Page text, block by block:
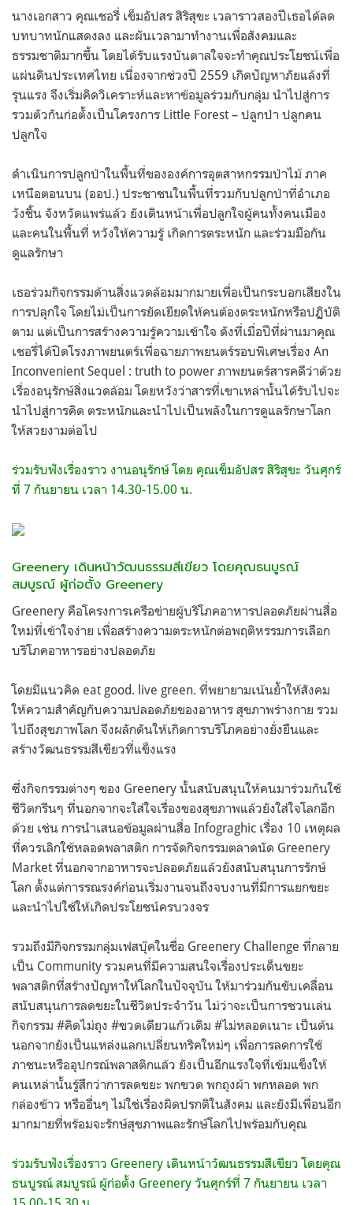
นางเอกสาว คุณเชอรี่ เข็มอัปสร สิริสุขะ เวลาราวสองปีเธอได้ลด
บทบาทนักแสดงลง และผันเวลามาทำงานเพื่อสังคมและ
ธรรมชาติมากขึ้น โดยได้รับแรงบันดาลใจจะทำคุณประโยชน์เพื่อ
แผ่นดินประเทศไทย เนื่องจากช่วงปี 2559 เกิดปัญหาภัยแล้งที่
รุนแรง จึงเริ่มคิดวิเคราะห์และหาข้อมูลร่วมกับกลุ่ม นำไปสู่การ
รวมตัวกันก่อตั้งเป็นโครงการ Little Forest – ปลูกป่า ปลูกคน
ปลูกใจ
ดำเนินการปลูกป่าในพื้นที่ขององค์การอุตสาหกรรมป่าไม้ ภาค
เหนือตอนบน (ออป.) ประชาชนในพื้นที่รวมกับปลูกป่าที่อำเภอ
วังชิ้น จังหวัดแพร่แล้ว ยังเดินหน้าเพื่อปลูกใจผู้คนทั้งคนเมือง
และคนในพื้นที่ หวังให้ความรู้ เกิดการตระหนัก และร่วมมือกัน
ดูแลรักษา
เธอร่วมกิจกรรมด้านสิ่งแวดล้อมมากมายเพื่อเป็นกระบอกเสียงใน
การปลุกใจ โดยไม่เป็นการยัดเยียดให้คนต้องตระหนักหรือปฏิบัติ
ตาม แต่เป็นการสร้างความรู้ความเข้าใจ ดังที่เมื่อปีที่ผ่านมาคุณ
เชอรี่ได้ปิดโรงภาพยนตร์เพื่อฉายภาพยนตร์รอบพิเศษเรื่อง An
Inconvenient Sequel : truth to power ภาพยนตร์สารคดีว่าด้วย
เรื่องอนุรักษ์สิ่งแวดล้อม โดยหวังว่าสารที่เขาเหล่านั้นได้รับไปจะ
นำไปสู่การคิด ตระหนักและนำไปเป็นพลังในการดูแลรักษาโลก
ให้สวยงามต่อไป
ร่วมรับฟังเรื่องราว งานอนุรักษ์ โดย คุณเข็มอัปสร สิริสุขะ วันศุกร์
ที่ 7 กันยายน เวลา 14.30-15.00 น.
Greenery เดินหน้าวัฒนธรรมสีเขียว โดยคุณธนบูรณ์
สมบูรณ์ ผู้ก่อตั้ง Greenery
Greenery คือโครงการเครือข่ายผู้บริโภคอาหารปลอดภัยผ่านสื่อ
ใหม่ที่เข้าใจง่าย เพื่อสร้างความตระหนักต่อพฤติหรรมการเลือก
บริโภคอาหารอย่างปลอดภัย
โดยมีแนวคิด eat good. live green. ที่พยายามเน้นย้ำให้สังคม
ให้ความสำคัญกับความปลอดภัยของอาหาร สุขภาพร่างกาย รวม
ไปถึงสุขภาพโลก จึงผลักดันให้เกิดการบริโภคอย่างยั่งยืนและ
สร้างวัฒนธรรมสีเขียวที่แข็งแรง
ซึ่งกิจกรรมต่างๆ ของ Greenery นั้นสนับสนุนให้คนมาร่วมกันใช้
ชีวิตกรีนๆ ที่นอกจากจะใส่ใจเรื่องของสุขภาพแล้วยังใส่ใจโลกอีก
ด้วย เช่น การนำเสนอข้อมูลผ่านสื่อ Infograghic เรื่อง 10 เหตุผล
ที่ควรเลิกใช้หลอดพลาสติก การจัดกิจกรรมตลาดนัด Greenery
Market ที่นอกจากอาหารจะปลอดภัยแล้วยังสนับสนุนการรักษ์
โลก ตั้งแต่การรณรงค์ก่อนเริ่มงานจนถึงจบงานที่มีการแยกขยะ
และนำไปใช้ให้เกิดประโยชน์ครบวงจร
รวมถึงมีกิจกรรมกลุ่มเฟสบุ๊คในชื่อ Greenery Challenge ที่กลาย
เป็น Community รวมคนที่มีความสนใจเรื่องประเด็นขยะ
พลาสติกที่สร้างปัญหาให้โลกในปัจจุบัน ให้มาร่วมกันขับเคลื่อน
สนับสนุนการลดขยะในชีวิตประจำวัน ไม่ว่าจะเป็นการชวนเล่น
กิจกรรม #คิดไม่ถุง #ขวดเดียวแก้วเดิม #ไม่หลอดเนาะ เป็นต้น
นอกจากยังเป็นแหล่งแลกเปลี่ยนทริคใหม่ๆ เพื่อการลดการใช้
ภาชนะหรืออุปกรณ์พลาสติกแล้ว ยังเป็นอีกแรงใจที่เข้มแข็งให้
คนเหล่านั้นรู้สึกว่าการลดขยะ พกขวด พกถุงผ้า พกหลอด พก
กล่องข้าว หรืออื่นๆ ไม่ใช่เรื่องผิดปรกติในสังคม และยังมีเพื่อนอีก
มากมายที่พร้อมจะรักษ์สุขภาพและรักษ์โลกไปพร้อมกับคุณ
ร่วมรับฟังเรื่องราว Greenery เดินหน้าวัฒนธรรมสีเขียว โดยคุณ
ธนบูรณ์ สมบูรณ์ ผู้ก่อตั้ง Greenery วันศุกร์ที่ 7 กันยายน เวลา